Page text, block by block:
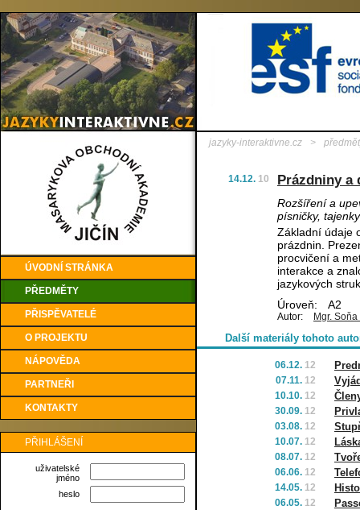
ÚVODNÍ STRÁNKA
PŘEDMĚTY
PŘISPĚVATELÉ
O PROJEKTU
NÁPOVĚDA
PARTNEŘI
KONTAKTY
PŘIHLÁŠENÍ
uživatelské
jméno
heslo
jazyky-interaktivne.cz >
14.12. 10 Prázdniny a
Rozšíření a
písničky,
Základní údaje
prázdnin.
procvičení a
interakce a
jazykových
Úroveň:
A2
Autor: Mgr.
Další materiály tohoto
06.12. 12
07.11. 12
10.10. 12
30.09. 12
03.08. 12
10.07. 12
08.07. 12
06.06. 12
14.05. 12
06.05. 12